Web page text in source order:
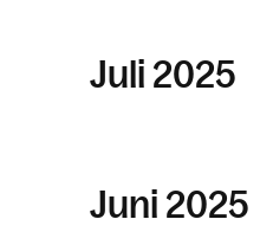
Juli 2025
Juni 2025